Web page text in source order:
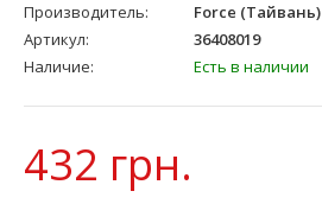
Производитель:
Force (Тайвань)
Артикул:
36408019
Наличие:
Есть в наличии
432 грн.